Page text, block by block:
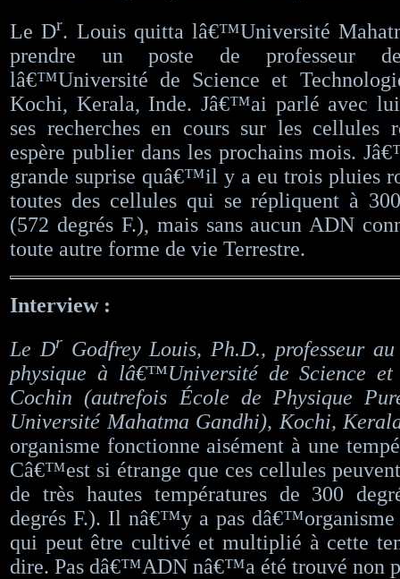
Le Dr. Louis quitta lâ€™Université
prendre un poste de professeur
lâ€™Université de Science et
Kochi, Kerala, Inde. Jâ€™ai parlé avec
ses recherches en cours sur les cellules
espère publier dans les prochains mois.
grande suprise quâ€™il y a eu trois pluies
toutes des cellules qui se répliquent à
(572 degrés F.), mais sans aucun ADN
toute autre forme de vie Terrestre.
Interview :
Le DrGodfrey Louis, Ph.D., professeur au
physique à lâ€™Université de Science et
Cochin (autrefois École de Physique
Université Mahatma Gandhi), Kochi,
organisme fonctionne aisément à une
Câ€™est si étrange que ces cellules
de très hautes températures de 300
degrés F.). Il nâ€™y a pas dâ€™organisme
qui peut être cultivé et multiplié à cette
dire. Pas dâ€™ADN nâ€™a été trouvé non